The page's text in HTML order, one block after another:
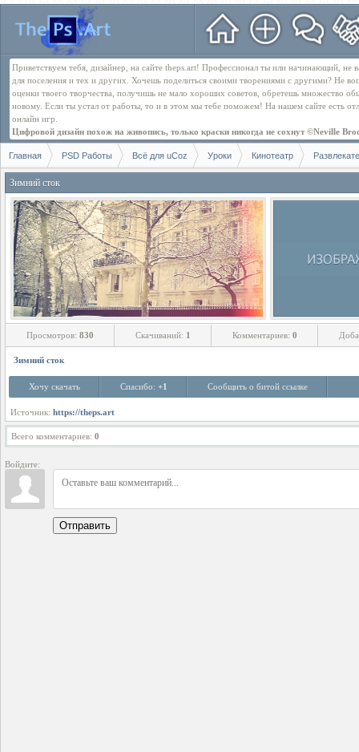
Приветствуем тебя, дизайнер, на сайте theps.art! Профессионал ты или начинающий,
для поселения и тех и других. Хочешь поделиться своими творениями с другими? Не
оценки твоего творчества, получишь не мало хороших советов, обретешь множество
новому. Если ты устал от работы, то и в этом мы тебе поможем! На нашем сайте есть
онлайн игр.
Цифровой дизайн похож на живопись, только краски никогда не сохнут ©Neville
Главная PSD Работы Всё для uCoz Уроки Кинотеатр
Зимний сток
Просмотров: 830 Скачиваний: 1 Комментариев: 0
Зимний сток
Хочу скачать Спасибо: +1 Сообщить о битой ссылке
Источник: https://theps.art
Всего комментариев: 0
Войдите:
Отправить